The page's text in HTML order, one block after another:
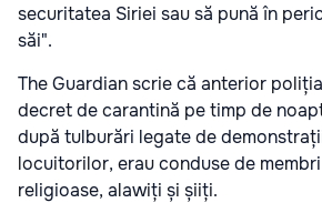
securitatea Siriei sau să pună în
săi".
The Guardian scrie că anterior
decret de carantină pe timp de
după tulburări legate de
locuitorilor, erau conduse de
religioase, alawiți și șiiți.